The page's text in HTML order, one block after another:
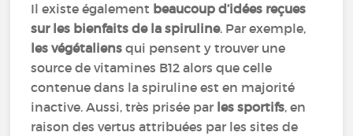
Il existe également beaucoup d’idées reçues
sur les bienfaits de la spiruline. Par exemple,
les végétaliens qui pensent y trouver une
source de vitamines B12 alors que celle
contenue dans la spiruline est en majorité
inactive. Aussi, très prisée par les sportifs, en
raison des vertus attribuées par les sites de